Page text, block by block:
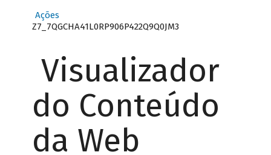
Ações
Z7_7QGCHA41L0RP906P422Q9Q0JM3
Visualizador
do Conteúdo
da Web